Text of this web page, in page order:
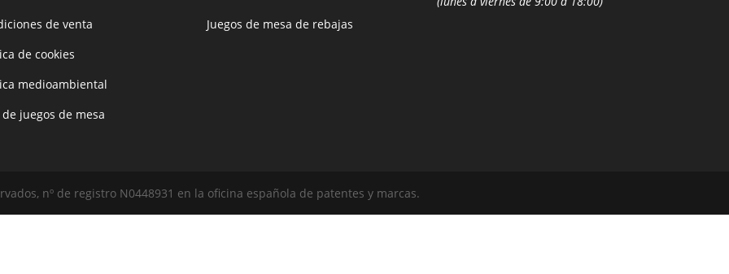
de venta
de cookies
medioambiental
de juegos de mesa
Juegos de mesa de rebajas
nº de registro N0448931 en la oficina española de patentes y marcas.